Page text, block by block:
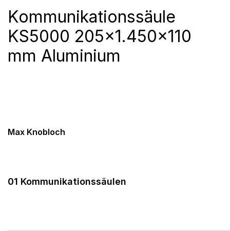
Kommunikationssäule
KS5000 205×1.450×110
mm Aluminium
Max Knobloch
01 Kommunikationssäulen